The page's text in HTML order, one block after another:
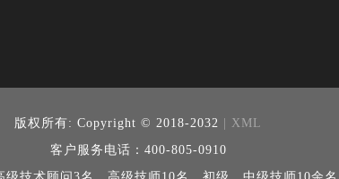
版权所有: Copyright © 2018-2032 | XML
客户服务电话：400-805-0910